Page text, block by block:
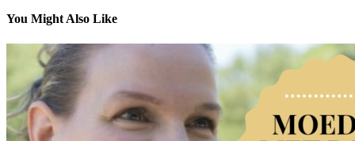
You Might Also Like